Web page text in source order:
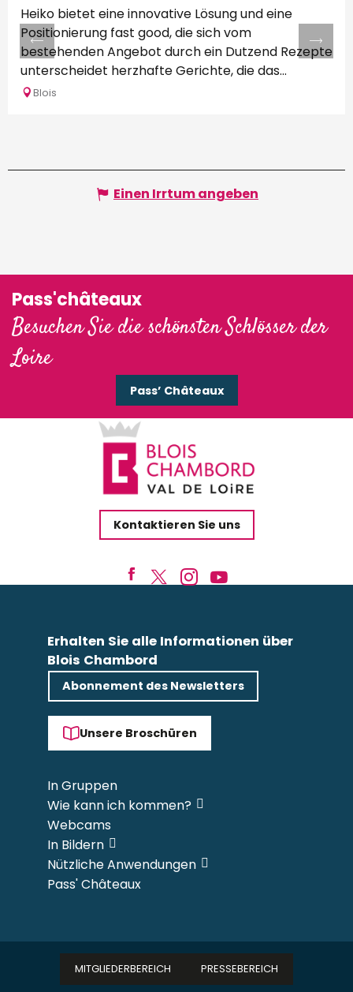
Heiko bietet eine innovative Lösung und eine
Positionierung fast good, die sich vom
bestehenden Angebot durch ein Dutzend Rezepte
unterscheidet herzhafte Gerichte, die das...
Blois
Einen Irrtum angeben
Pass'châteaux
Besuchen Sie die schönsten Schlösser der
Loire
Pass’ Châteaux
Kontaktieren Sie uns
Erhalten Sie alle Informationen über
Blois Chambord
Abonnement des Newsletters
Unsere Broschüren
In Gruppen
Wie kann ich kommen?
Webcams
In Bildern
Nützliche Anwendungen
Pass' Châteaux
MITGLIEDERBEREICH PRESSEBEREICH